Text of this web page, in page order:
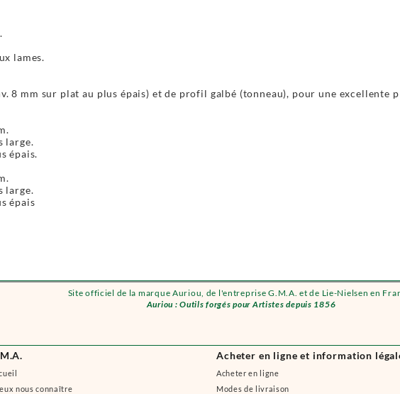
Site officiel de la marque Auriou, de l'entreprise G.M.A. et de Lie-Nielsen en
Auriou : Outils forgés pour Artistes depuis 1856
nous connaître
Acheter en ligne et information
Acheter en ligne
Modes de livraison
lames.
8 mm sur plat au plus épais) et de profil galbé (tonneau), pour une excellente
large.
épais.
large.
épais